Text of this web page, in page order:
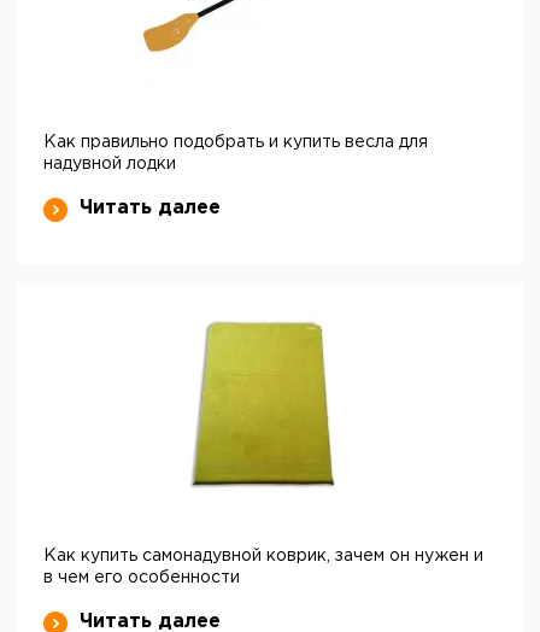
Как правильно подобрать и купить весла для
надувной лодки
Читать далее
Как купить самонадувной коврик, зачем он нужен и
в чем его особенности
Читать далее